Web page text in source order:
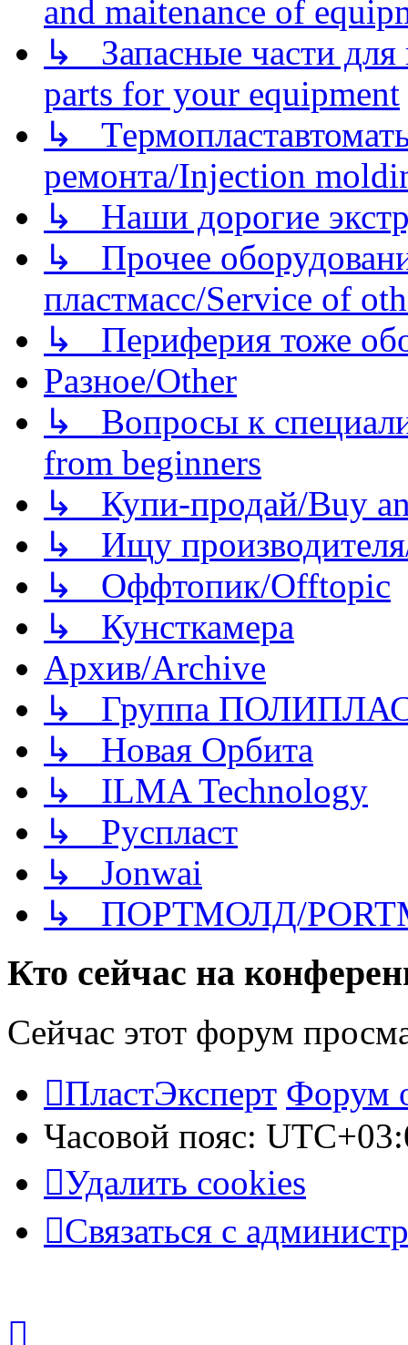
and maitenance of
↳ Запасные части для
parts for your equipment
↳
ремонта/Injection
↳ Наши дорогие
↳ Прочее
пластмасс/Service of
↳ Периферия тоже
Разное/Other
↳ Вопросы к
from beginners
↳ Купи-продай/Buy
↳ Ищу
↳ Оффтопик/Offtopic
↳ Кунсткамера
Архив/Archive
↳ Группа
↳ Новая Орбита
↳ ILMA Technology
↳ Руспласт
↳ Jonwai
↳ ПОРТМОЛД/
Кто сейчас на
Сейчас этот форум
ПластЭксперт Форум
Часовой пояс:
Удалить cookies
Связаться с